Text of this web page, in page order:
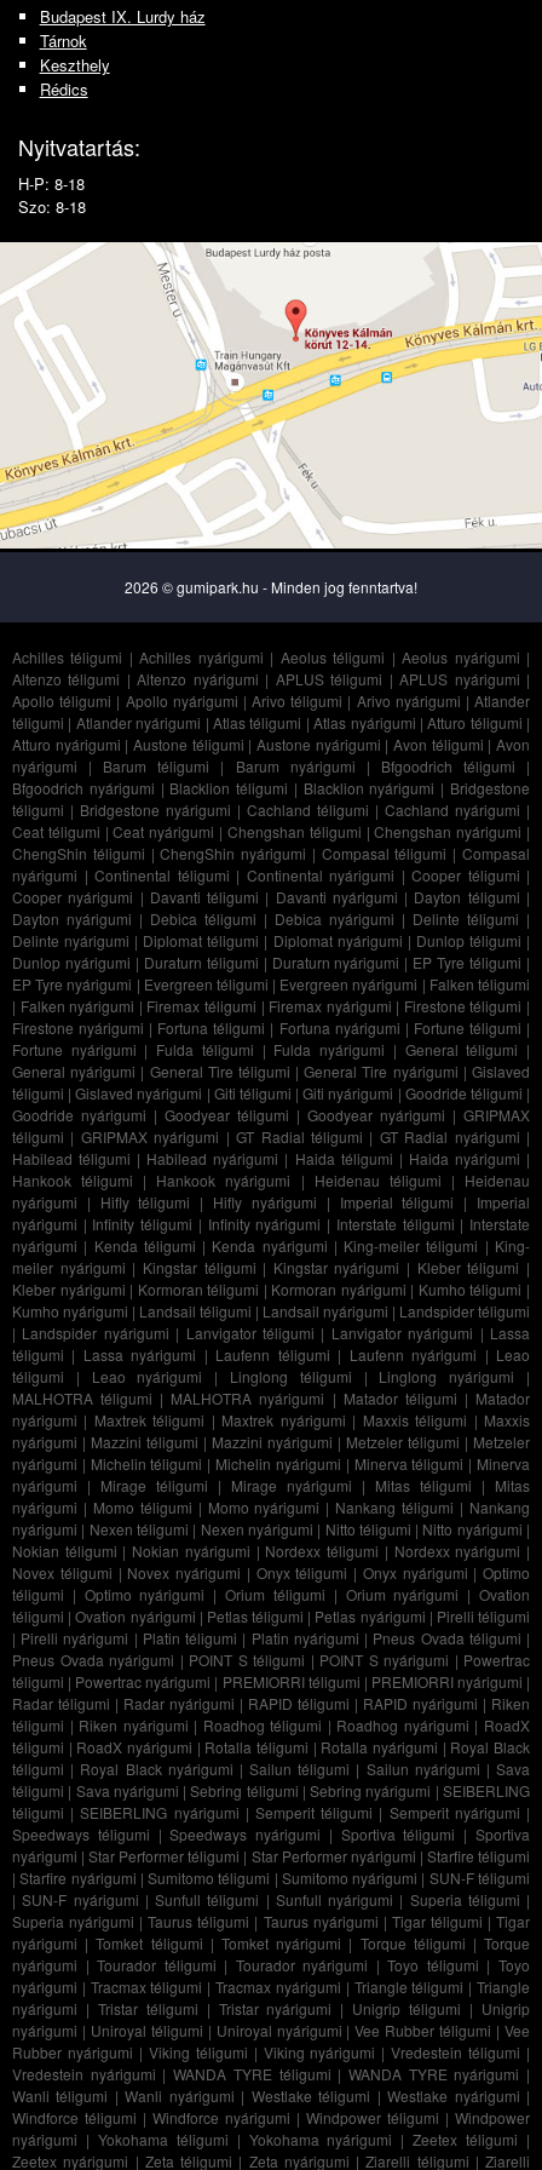
Budapest IX. Lurdy ház
Tárnok
Keszthely
Rédics
Nyitvatartás:
H-P: 8-18
Szo: 8-18
2026 © gumipark.hu - Minden jog fenntartva!
Achilles téligumi |Achilles nyárigumi | Aeolus téligumi |Aeolus nyárigumi |
Altenzo téligumi |Altenzo nyárigumi | APLUS téligumi |APLUS nyárigumi |
Apollo téligumi | Apollo nyárigumi |Arivo téligumi | Arivo nyárigumi |Atlander
téligumi | Atlander nyárigumi | Atlas téligumi |Atlas nyárigumi |Atturo téligumi |
Atturo nyárigumi |Austone téligumi |Austone nyárigumi |Avon téligumi |Avon
nyárigumi | Barum téligumi | Barum nyárigumi | Bfgoodrich téligumi |
Bfgoodrich nyárigumi | Blacklion téligumi | Blacklion nyárigumi | Bridgestone
téligumi | Bridgestone nyárigumi | Cachland téligumi | Cachland nyárigumi |
Ceat téligumi |Ceat nyárigumi | Chengshan téligumi |Chengshan nyárigumi |
ChengShin téligumi |ChengShin nyárigumi | Compasal téligumi |Compasal
nyárigumi | Continental téligumi | Continental nyárigumi | Cooper téligumi |
Cooper nyárigumi | Davanti téligumi | Davanti nyárigumi | Dayton téligumi |
Dayton nyárigumi | Debica téligumi | Debica nyárigumi | Delinte téligumi |
Delinte nyárigumi | Diplomat téligumi | Diplomat nyárigumi | Dunlop téligumi |
Dunlop nyárigumi | Duraturn téligumi | Duraturn nyárigumi | EP Tyre téligumi |
EP Tyre nyárigumi | Evergreen téligumi | Evergreen nyárigumi | Falken téligumi
| Falken nyárigumi | Firemax téligumi | Firemax nyárigumi | Firestone téligumi |
Firestone nyárigumi | Fortuna téligumi | Fortuna nyárigumi | Fortune téligumi |
Fortune nyárigumi | Fulda téligumi | Fulda nyárigumi | General téligumi |
General nyárigumi | General Tire téligumi |General Tire nyárigumi |Gislaved
téligumi |Gislaved nyárigumi | Giti téligumi |Giti nyárigumi | Goodride téligumi |
Goodride nyárigumi | Goodyear téligumi | Goodyear nyárigumi | GRIPMAX
téligumi | GRIPMAX nyárigumi |GT Radial téligumi | GT Radial nyárigumi |
Habilead téligumi | Habilead nyárigumi | Haida téligumi | Haida nyárigumi |
Hankook téligumi | Hankook nyárigumi | Heidenau téligumi | Heidenau
nyárigumi | Hifly téligumi | Hifly nyárigumi | Imperial téligumi | Imperial
nyárigumi | Infinity téligumi | Infinity nyárigumi | Interstate téligumi | Interstate
nyárigumi | Kenda téligumi | Kenda nyárigumi | King-meiler téligumi | King-
meiler nyárigumi | Kingstar téligumi | Kingstar nyárigumi | Kleber téligumi |
Kleber nyárigumi | Kormoran téligumi | Kormoran nyárigumi | Kumho téligumi |
Kumho nyárigumi | Landsail téligumi | Landsail nyárigumi | Landspider téligumi
| Landspider nyárigumi | Lanvigator téligumi | Lanvigator nyárigumi | Lassa
téligumi | Lassa nyárigumi | Laufenn téligumi | Laufenn nyárigumi | Leao
téligumi | Leao nyárigumi | Linglong téligumi | Linglong nyárigumi |
MALHOTRA téligumi | MALHOTRA nyárigumi | Matador téligumi | Matador
nyárigumi | Maxtrek téligumi | Maxtrek nyárigumi | Maxxis téligumi | Maxxis
nyárigumi | Mazzini téligumi | Mazzini nyárigumi | Metzeler téligumi | Metzeler
nyárigumi | Michelin téligumi | Michelin nyárigumi | Minerva téligumi | Minerva
nyárigumi | Mirage téligumi | Mirage nyárigumi | Mitas téligumi | Mitas
nyárigumi | Momo téligumi | Momo nyárigumi | Nankang téligumi | Nankang
nyárigumi | Nexen téligumi | Nexen nyárigumi | Nitto téligumi | Nitto nyárigumi |
Nokian téligumi | Nokian nyárigumi | Nordexx téligumi | Nordexx nyárigumi |
Novex téligumi | Novex nyárigumi | Onyx téligumi | Onyx nyárigumi | Optimo
téligumi | Optimo nyárigumi |Orium téligumi | Orium nyárigumi |Ovation
téligumi |Ovation nyárigumi | Petlas téligumi | Petlas nyárigumi | Pirelli téligumi
| Pirelli nyárigumi | Platin téligumi | Platin nyárigumi | Pneus Ovada téligumi |
Pneus Ovada nyárigumi | POINT S téligumi | POINT S nyárigumi | Powertrac
téligumi | Powertrac nyárigumi | PREMIORRI téligumi | PREMIORRI nyárigumi |
Radar téligumi | Radar nyárigumi | RAPID téligumi | RAPID nyárigumi | Riken
téligumi | Riken nyárigumi | Roadhog téligumi | Roadhog nyárigumi | RoadX
téligumi | RoadX nyárigumi | Rotalla téligumi | Rotalla nyárigumi | Royal Black
téligumi | Royal Black nyárigumi |Sailun téligumi | Sailun nyárigumi |Sava
téligumi | Sava nyárigumi |Sebring téligumi |Sebring nyárigumi |SEIBERLING
téligumi |SEIBERLING nyárigumi |Semperit téligumi | Semperit nyárigumi |
Speedways téligumi |Speedways nyárigumi | Sportiva téligumi |Sportiva
nyárigumi |Star Performer téligumi | Star Performer nyárigumi | Starfire téligumi
|Starfire nyárigumi |Sumitomo téligumi | Sumitomo nyárigumi | SUN-F téligumi
|SUN-F nyárigumi | Sunfull téligumi | Sunfull nyárigumi | Superia téligumi |
Superia nyárigumi |Taurus téligumi | Taurus nyárigumi | Tigar téligumi |Tigar
nyárigumi |Tomket téligumi | Tomket nyárigumi | Torque téligumi |Torque
nyárigumi |Tourador téligumi | Tourador nyárigumi |Toyo téligumi |Toyo
nyárigumi | Tracmax téligumi |Tracmax nyárigumi | Triangle téligumi |Triangle
nyárigumi | Tristar téligumi | Tristar nyárigumi | Unigrip téligumi | Unigrip
nyárigumi | Uniroyal téligumi | Uniroyal nyárigumi |Vee Rubber téligumi |Vee
Rubber nyárigumi | Viking téligumi | Viking nyárigumi |Vredestein téligumi |
Vredestein nyárigumi |WANDA TYRE téligumi | WANDA TYRE nyárigumi |
Wanli téligumi |Wanli nyárigumi | Westlake téligumi |Westlake nyárigumi |
Windforce téligumi | Windforce nyárigumi | Windpower téligumi | Windpower
nyárigumi | Yokohama téligumi | Yokohama nyárigumi |Zeetex téligumi |
Zeetex nyárigumi | Zeta téligumi | Zeta nyárigumi |Ziarelli téligumi | Ziarelli